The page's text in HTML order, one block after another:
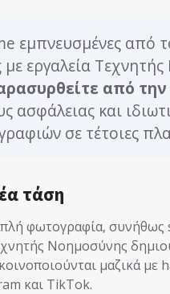
εμπνευσμένες από
με εργαλεία
από
ασφάλειας και
σε τέτοιες
τάση
φωτογραφία, συνήθως
Νοημοσύνης
μαζικά
και TikTok.